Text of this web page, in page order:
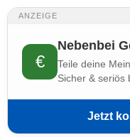
ANZEIGE
€
Nebenbei
Teile deine
Sicher & seriös
Jetzt